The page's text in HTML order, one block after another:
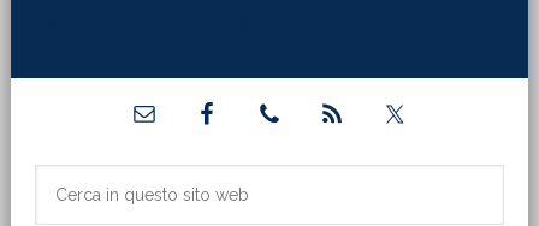
primaria